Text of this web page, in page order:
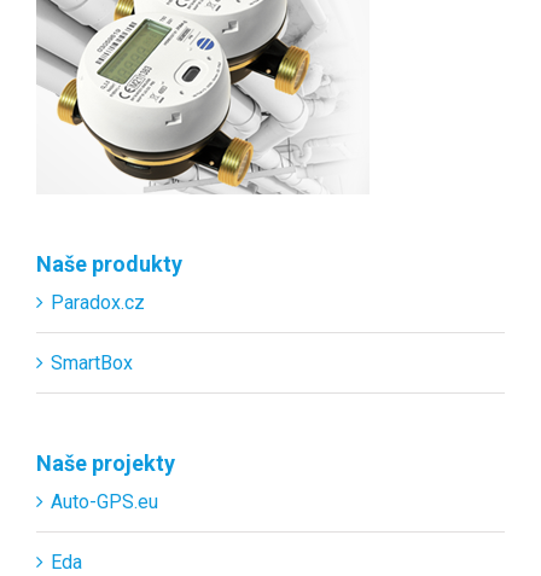
Naše produkty
Paradox.cz
SmartBox
Naše projekty
Auto-GPS.eu
Eda